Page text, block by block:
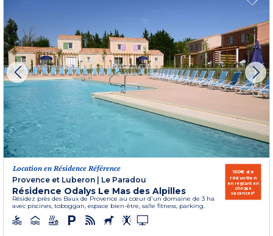
Location en Résidence Référence
Provence et Luberon | Le Paradou
Résidence Odalys Le Mas des Alpilles
Résidez près des Baux de Provence au cœur d'un domaine de 3 ha
avec piscines, toboggan, espace bien-être, salle fitness, parking.
150€ de
réduction
en réglant en
chèque
vacances*